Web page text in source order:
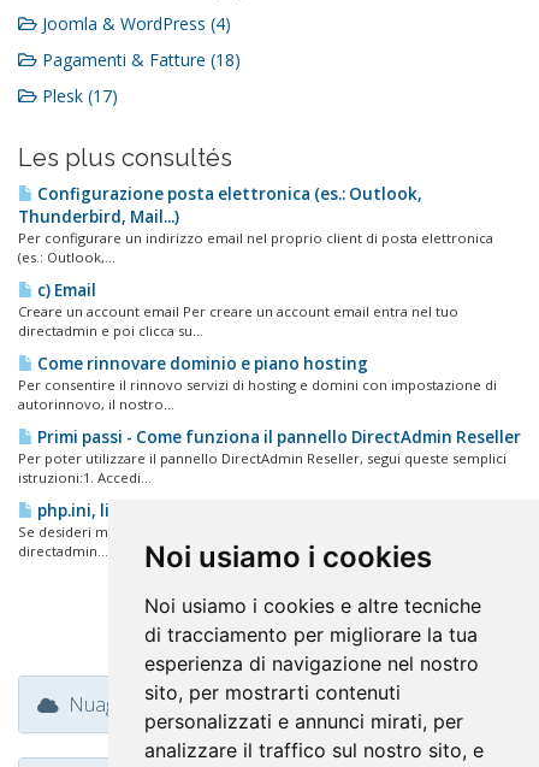
Noi usiamo i cookies
Noi usiamo i cookies e altre tecniche
di tracciamento per migliorare la tua
esperienza di navigazione nel nostro
sito, per mostrarti contenuti
personalizzati e annunci mirati, per
analizzare il traffico sul nostro sito, e
Joomla & WordPress (4)
Pagamenti & Fatture (18)
Plesk (17)
Les plus consultés
Configurazione posta elettronica (es.: Outlook,
Thunderbird, Mail...)
Per configurare un indirizzo email nel proprio client di posta elettronica
(es.: Outlook,...
c) Email
Creare un account email Per creare un account email entra nel tuo
directadmin e poi clicca su...
Come rinnovare dominio e piano hosting
Per consentire il rinnovo servizi di hosting e domini con impostazione di
autorinnovo, il nostro...
Primi passi - Come funziona il pannello DirectAdmin Reseller
Per poter utilizzare il pannello DirectAdmin Reseller, segui queste semplici
istruzioni:1. Accedi...
php.ini, limiti risorse processo php
Se desideri modificare le impostazioni PHP del tuo account devi: Accedere a
directadmin...
Nuage de tags